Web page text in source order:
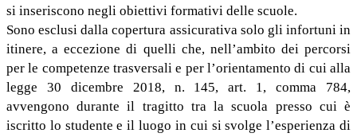
si inseriscono negli obiettivi formativi delle scuole.
Sono esclusi dalla copertura assicurativa solo gli infortuni in
itinere, a eccezione di quelli che, nell’ambito dei percorsi
per le competenze trasversali e per l’orientamento di cui alla
legge 30 dicembre 2018, n. 145, art. 1, comma 784,
avvengono durante il tragitto tra la scuola presso cui è
iscritto lo studente e il luogo in cui si svolge l’esperienza di